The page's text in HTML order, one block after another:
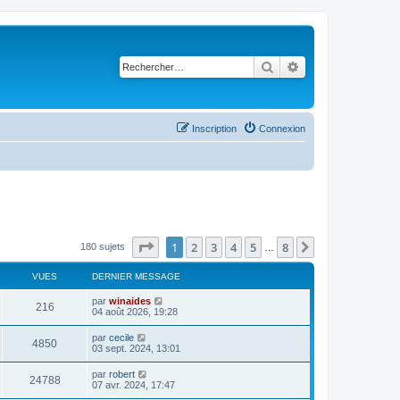
Rechercher
Connexion
Inscription
180 sujets Page sur8
1 2 3 4 5 8
VUES DERNIER MESSAGE
216 par winaides
04 août 2026, 19:28
4850 par cecile
03 sept. 2024, 13:01
24788 par robert
07 avr. 2024, 17:47